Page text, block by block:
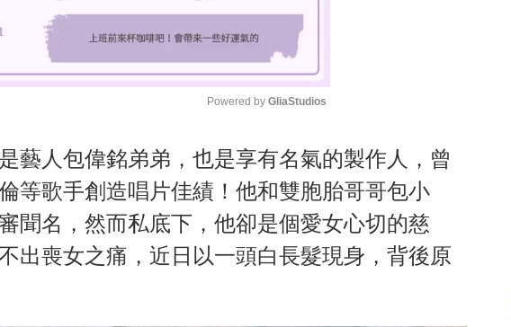
M
t
e
Powered by GliaStudios
藝人包偉銘弟弟，也是享有名氣的製作人，曾
等歌手創造唱片佳績！他和雙胞胎哥哥包小
聞名，然而私底下，他卻是個愛女心切的慈
出喪女之痛，近日以一頭白長髮現身，背後原